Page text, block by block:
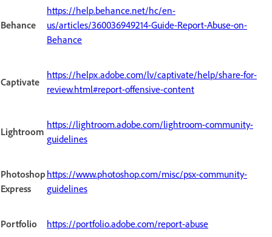
Behance
https://help.behance.net/hc/en-
us/articles/360036949214-Guide-Report-Abuse-on-
Behance
Captivate
https://helpx.adobe.com/lv/captivate/help/share-for-
review.html#report-offensive-content
Lightroom
https://lightroom.adobe.com/lightroom-community-
guidelines
Photoshop
Express
https://www.photoshop.com/misc/psx-community-
guidelines
Portfolio https://portfolio.adobe.com/report-abuse